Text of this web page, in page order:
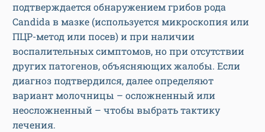
подтверждается обнаружением грибов рода
Candida в мазке (используется микроскопия или
ПЦР-метод или посев) и при наличии
воспалительных симптомов, но при отсутствии
других патогенов, объясняющих жалобы. Если
диагноз подтвердился, далее определяют
вариант молочницы – осложненный или
неосложненный – чтобы выбрать тактику
лечения.